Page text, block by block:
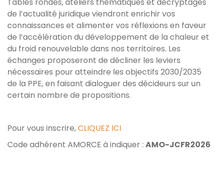
de l’actualité juridique viendront enrichir vos
connaissances et alimenter vos réflexions en faveur
de l’accélération du développement de la chaleur et
du froid renouvelable dans nos territoires. Les
échanges proposeront de décliner les leviers
nécessaires pour atteindre les objectifs 2030/2035
de la PPE, en faisant dialoguer des décideurs sur un
certain nombre de propositions.
Pour vous inscrire,CLIQUEZ ICI
Code adhérent AMORCE à indiquer : AMO-JCFR2026